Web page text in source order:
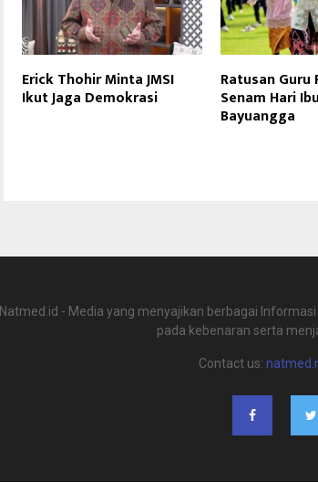
Erick Thohir Minta JMSI
Ikut Jaga Demokrasi
Ratusan Guru
Senam Hari
Bayuangga
Natmed.id - Media yang menyajikan berbagai
pada kebenaran serta
Contact us: